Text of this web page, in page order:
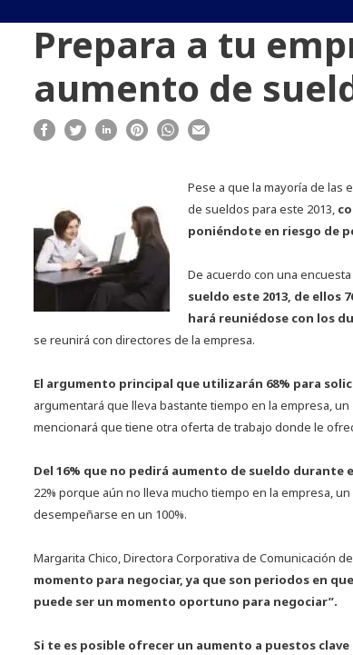
Prepara a tu
aumento de
Pese a que la mayoría de las
de sueldos para este 2013,
poniéndote en riesgo de
De acuerdo con una
sueldo este 2013, de ellos
hará reuniédose con los
se reunirá con directores de la empresa.
El argumento principal que utilizarán 68% para
argumentará que lleva bastante tiempo en la empresa,
mencionará que tiene otra oferta de trabajo donde le
Del 16% que no pedirá aumento de sueldo durante
22% porque aún no lleva mucho tiempo en la empresa,
desempeñarse en un 100%.
Margarita Chico, Directora Corporativa de Comunicación
momento para negociar, ya que son periodos en
puede ser un momento oportuno para negociar”.
Si te es posible ofrecer un aumento a puestos